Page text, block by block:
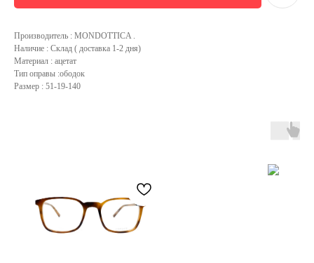
Производитель : MONDOTTICA .
Наличие : Склад ( доставка 1-2 дня)
Материал : ацетат
Тип оправы :ободок
Размер : 51-19-140